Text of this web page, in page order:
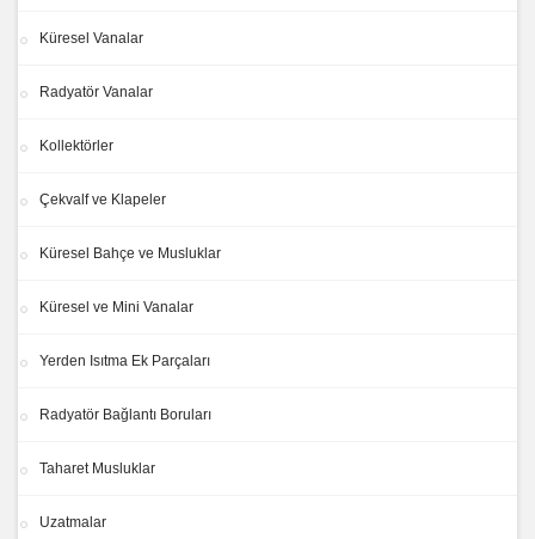
Küresel Vanalar
Radyatör Vanalar
Kollektörler
Çekvalf ve Klapeler
Küresel Bahçe ve Musluklar
Küresel ve Mini Vanalar
Yerden Isıtma Ek Parçaları
Radyatör Bağlantı Boruları
Taharet Musluklar
Uzatmalar